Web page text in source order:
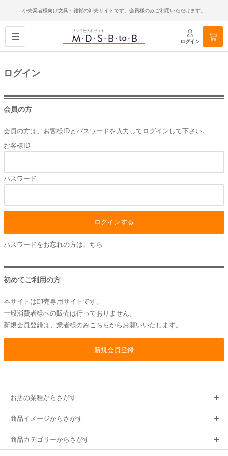
小売業者様向け文具・雑貨の卸売サイトです。会員様のみご利用いただけます。
ログイン
ログイン
会員の方
会員の方は、お客様IDとパスワードを入力してログインして下さい。
お客様ID
パスワード
パスワードをお忘れの方はこちら
初めてご利用の方
本サイトは卸売専用サイトです。
一般消費者様への販売は行っておりません。
新規会員登録は、業者様のみこちらからお願いいたします。
お店の業種からさがす
商品イメージからさがす
商品カテゴリーからさがす